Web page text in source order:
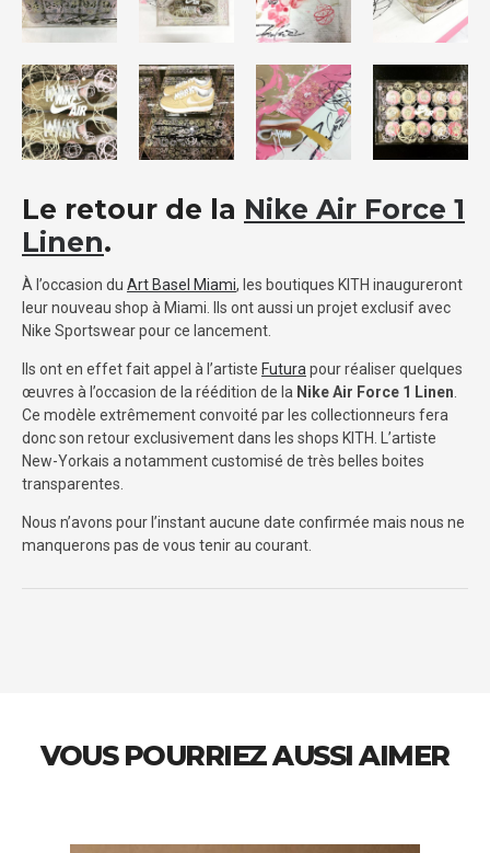
Le retour de la Nike Air Force 1
Linen.
À l’occasion du Art Basel Miami, les boutiques KITH inaugureront
leur nouveau shop à Miami. Ils ont aussi un projet exclusif avec
Nike Sportswear pour ce lancement.
Ils ont en effet fait appel à l’artiste Futura pour réaliser quelques
œuvres à l’occasion de la réédition de la Nike Air Force 1 Linen
Ce modèle extrêmement convoité par les collectionneurs fera
donc son retour exclusivement dans les shops KITH. L’artiste
New-Yorkais a notamment customisé de très belles boites
transparentes.
Nous n’avons pour l’instant aucune date confirmée mais nous ne
manquerons pas de vous tenir au courant.
VOUS POURRIEZ AUSSI AIMER